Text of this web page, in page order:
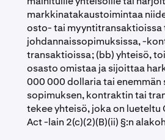
markkinatakaustoimintaa
osto- tai myyntitransaktioissa
johdannaissopimuksissa, -
transaktioissa; (bb) yhteisö,
osasto omistaa ja sijoittaa
000 000 dollaria tai enemmän
sopimuksen, kontraktin tai
tekee yhteisö, joka on
Act -lain 2(c)(2)(B)(ii) §:n